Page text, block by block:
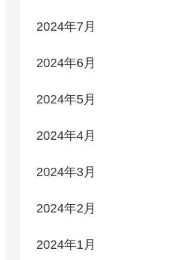
2024年7月
2024年6月
2024年5月
2024年4月
2024年3月
2024年2月
2024年1月